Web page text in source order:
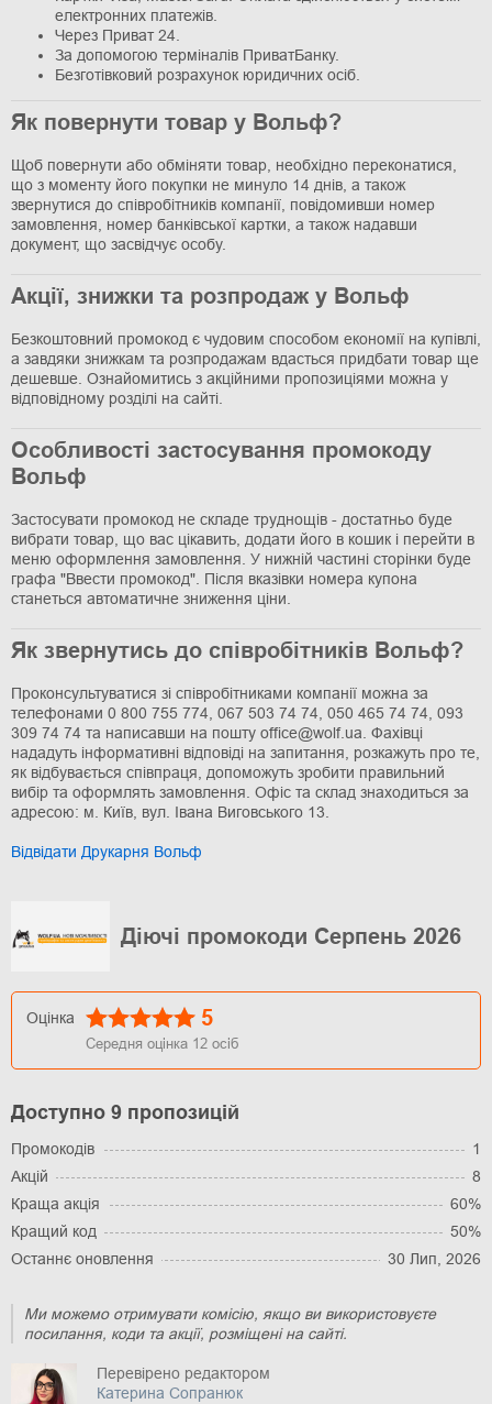
електронних платежів.
Через Приват 24.
За допомогою терміналів ПриватБанку.
Безготівковий розрахунок юридичних осіб.
Як повернути товар у Вольф?
Щоб повернути або обміняти товар, необхідно переконатися,
що з моменту його покупки не минуло 14 днів, а також
звернутися до співробітників компанії, повідомивши номер
замовлення, номер банківської картки, а також надавши
документ, що засвідчує особу.
Акції, знижки та розпродаж у Вольф
Безкоштовний промокод є чудовим способом економії на купівлі,
а завдяки знижкам та розпродажам вдасться придбати товар ще
дешевше. Ознайомитись з акційними пропозиціями можна у
відповідному розділі на сайті.
Особливості застосування промокоду
Вольф
Застосувати промокод не складе труднощів - достатньо буде
вибрати товар, що вас цікавить, додати його в кошик і перейти в
меню оформлення замовлення. У нижній частині сторінки буде
графа "Ввести промокод". Після вказівки номера купона
станеться автоматичне зниження ціни.
Як звернутись до співробітників Вольф?
Проконсультуватися зі співробітниками компанії можна за
телефонами 0 800 755 774, 067 503 74 74, 050 465 74 74, 093
309 74 74 та написавши на пошту office@wolf.ua. Фахівці
нададуть інформативні відповіді на запитання, розкажуть про те,
як відбувається співпраця, допоможуть зробити правильний
вибір та оформлять замовлення. Офіс та склад знаходиться за
адресою: м. Київ, вул. Івана Виговського 13.
Відвідати Друкарня Вольф
Діючі промокоди Серпень 2026
Оцінка 5
Середня оцінка 12 осіб
Доступно 9 пропозицій
Промокодів
1
Акцій
8
Краща акція
60%
Кращий код
50%
Останнє оновлення
30 Лип, 2026
Ми можемо отримувати комісію, якщо ви використовуєте
посилання, коди та акції, розміщені на сайті.
Перевірено редактором
Катерина Сопранюк